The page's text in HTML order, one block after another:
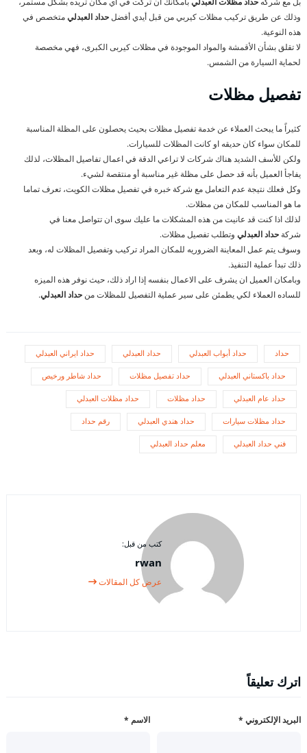
وذلك عن طريق تركيب مظلات كيربي من قبل أيدي أفضلحداد العبدليمتخصص في
هذه النوعية.
لا تقلق بشأن الأقمشة والمواد الموجودة في مظلات كيربى الكبرى، فهي مخصصة
لحماية السيارة من الشمس.
تفصيل مظلات
كثيراً ما يبحث العملاء عن خدمة تفصيل مظلات بحيث يحصلون على المظلة المناسبة
للمكان سواء كان حديقه او كانت المظلات للسيارات.
ولكن للأسف الشديد هناك شركات لا تراعي الدقة في اعمال تفاصيل المظلات، لذلك
يفاجأ العميل بأنه قد حصل على مظلة غير مناسبة أو منتقصة لشيء.
وكل فعلك نتيجة عدم التعامل مع شركة خبره في تفصيل مظلات الكويت، تعرف تماما
ما هو المناسب للمكان من مظلات.
لذلك اذا كنت قد عانيت من هذه المشكلات ما عليك سوى ان تتواصل معنا في
شركة حداد العبدلي وتطلب تفصيل مظلات.
وسوف يتم عمل المعاينة الضروريه للمكان المراد تركيب وتفصيل المظلات له، وبعد
ذلك تبدأ عملية التنفيذ.
وبامكان العميل ان يشرف على الاعمال بنفسه إذا اراد ذلك، حيث نوفر هذه الميزه
للساده العملاء لكي يطمئن على سير عملية التفصيل للمظلات من حداد العبدلي.
حداد حداد أبواب العبدلي حداد العبدلي حداد ايراني العبدلي
حداد باكستاني العبدلي حداد تفصيل مظلات حداد شاطر ورخيص
حداد عام العبدلي حداد مظلات حداد مظلات العبدلي
حداد مظلات سيارات حداد هندي العبدلي رقم حداد
فني حداد العبدلي معلم حداد العبدلي
كتب من قبل:
rwan
عرض كل المقالات
اترك تعليقاً
الاسم * البريد الإلكتروني *